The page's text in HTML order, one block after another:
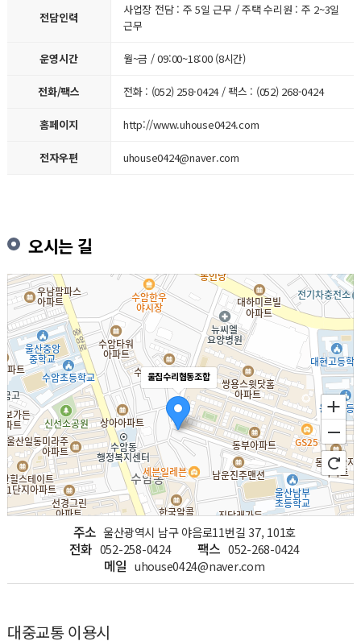
전담인력
사업장 전담 : 주 5일 근무 / 주택 수리원 : 주 2~3일
근무
운영시간 월~금 / 09:00~18:00 (8시간)
전화/팩스 전화 : (052) 258-0424 / 팩스 : (052) 268-0424
홈페이지 http://www.uhouse0424.com
전자우편 uhouse0424@naver.com
오시는 길
울집수리협동조합
100m
주소 울산광역시 남구 야음로11번길 37, 101호
전화 052-258-0424 팩스 052-268-0424
메일 uhouse0424@naver.com
대중교통 이용시